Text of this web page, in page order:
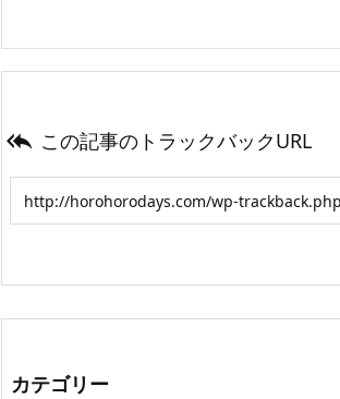
 この記事のトラックバックURL
カテゴリー